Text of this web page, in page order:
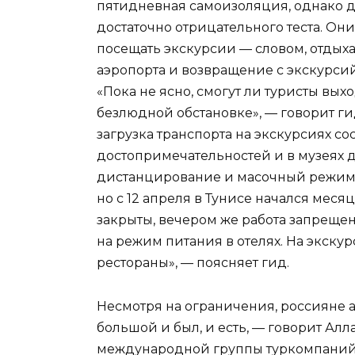
пятидневная самоизоляция, однако
достаточно отрицательного теста.
посещать экскурсии — словом,
аэропорта и возвращение с
«Пока не ясно, смогут ли туристы
безлюдной обстановке», — говорит
загрузка транспорта на экскурсиях
достопримечательностей и в музеях
дистанцирование и масочный
но с 12 апреля в Тунисе начался
закрыты, вечером же работа
на режим питания в отелях. На
рестораны», — поясняет гид.
Несмотря на ограничения, россияне
большой и был, и есть, — говорит
международной группы